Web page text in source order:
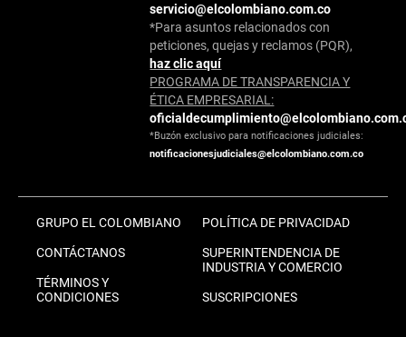
servicio@elcolombiano.com.co
*Para asuntos relacionados con
peticiones, quejas y reclamos (PQR),
haz clic aquí
PROGRAMA DE TRANSPARENCIA Y
ÉTICA EMPRESARIAL:
*Buzón exclusivo para notificaciones judiciales:
notificacionesjudiciales@elcolombiano.com.co
GRUPO EL COLOMBIANO
CONTÁCTANOS
TÉRMINOS Y
CONDICIONES
POLÍTICA DE PRIVACIDAD
SUPERINTENDENCIA DE
INDUSTRIA Y COMERCIO
SUSCRIPCIONES